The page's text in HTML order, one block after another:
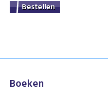
Bestellen
Boeken